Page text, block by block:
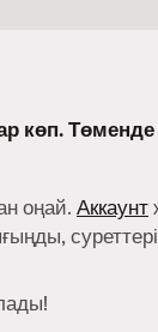
Төменде
оңай. Аккаунт